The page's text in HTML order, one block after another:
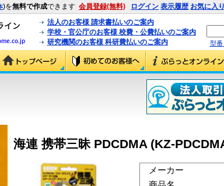
)を無料で作成できます 会員登録(無料) ログイン 表示履歴 お気に入
法人のお客様 請求書払いのご案内
学校・官公庁のお客様 校費・公費払いのご案内
研究機関のお客様 科研費払いのご案内
型番
海連 携帯三昧 PDCDMA (KZ-
メーカー